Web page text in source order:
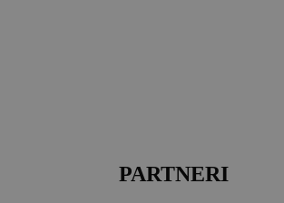
PARTNERI